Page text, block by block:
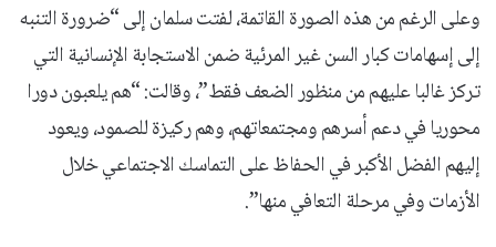
وعلى الرغم من هذه الصورة القاتمة، لفتت سلمان إلى “ضرورة التنبه
إلى إسهامات كبار السن غير المرئية ضمن الاستجابة الإنسانية التي
تركز غالبا عليهم من منظور الضعف فقط”، وقالت: “هم يلعبون دورا
محوريا في دعم أسرهم ومجتمعاتهم، وهم ركيزة للصمود، ويعود
إليهم الفضل الأكبر في الحفاظ على التماسك الاجتماعي خلال
الأزمات وفي مرحلة التعافي منها”.